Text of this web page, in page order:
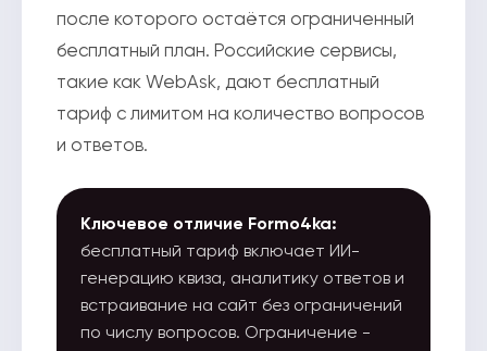
после которого остаётся ограниченный
бесплатный план. Российские сервисы,
такие как WebAsk, дают бесплатный
тариф с лимитом на количество вопросов
и ответов.
Ключевое отличие Formo4ka:
бесплатный тариф включает ИИ-
генерацию квиза, аналитику ответов и
встраивание на сайт без ограничений
по числу вопросов. Ограничение -